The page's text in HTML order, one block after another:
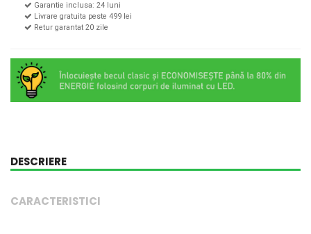
Garantie inclusa: 24 luni
Livrare gratuita peste 499 lei
Retur garantat 20 zile
DESCRIERE
CARACTERISTICI